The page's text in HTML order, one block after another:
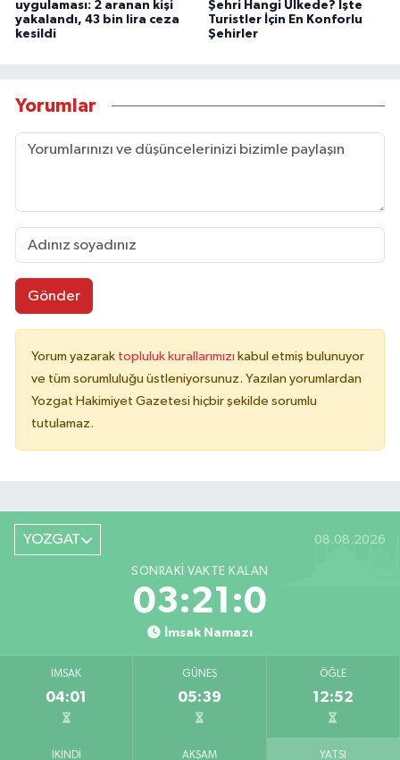
uygulaması: 2 aranan kişi
yakalandı, 43 bin lira ceza
kesildi
Şehri Hangi Ülkede? İşte
Turistler İçin En Konforlu
Şehirler
Yorumlar
Gönder
Yorum yazarak topluluk kurallarımızı kabul etmiş bulunuyor
ve tüm sorumluluğu üstleniyorsunuz. Yazılan yorumlardan
Yozgat Hakimiyet Gazetesi hiçbir şekilde sorumlu
tutulamaz.
YOZGAT 08.08.2026
SONRAKI VAKTE KALAN
03:21:0
İmsak Namazı
İMSAK
04:01
GÜNEŞ
05:39
ÖĞLE
12:52
İKINDI AKŞAM YATSI